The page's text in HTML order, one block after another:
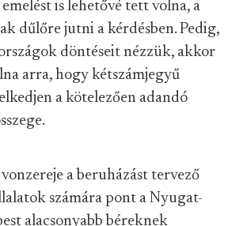
is lehetővé tett volna, a
dűlőre jutni a kérdésben. Pedig,
döntéseit nézzük, akkor
arra, hogy kétszámjegyű
a kötelezően adandó
a beruházást tervező
számára pont a Nyugat-
alacsonyabb béreknek